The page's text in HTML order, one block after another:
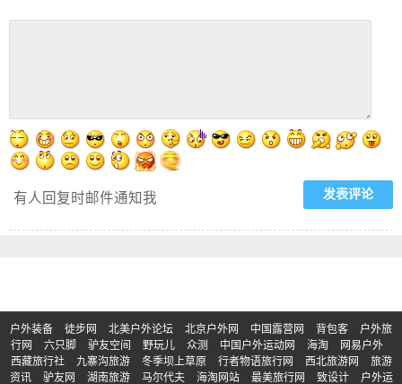
有人回复时邮件通知我
户外装备 徒步网 北美户外论坛 北京户外网 中国露营网 背包客
户外旅
行网
六只脚 驴友空间 野玩儿 众测 中国户外运动网 海淘
网易户外
西藏旅行社
九寨沟旅游 冬季坝上草原 行者物语旅行网 西北旅游网
旅游
资讯
驴友网 湖南旅游 马尔代夫 海淘网站 最美旅行网 致设计 户外运